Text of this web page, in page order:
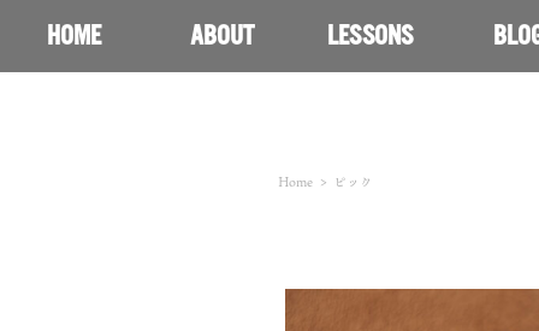
HOME ABOUT LESSONS
Home > ピック